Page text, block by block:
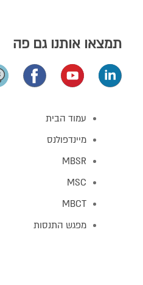
תמצאו אותנו גם פה
עמוד הבית
מיינדפולנס
MBSR
MSC
MBCT
מפגש התנסות